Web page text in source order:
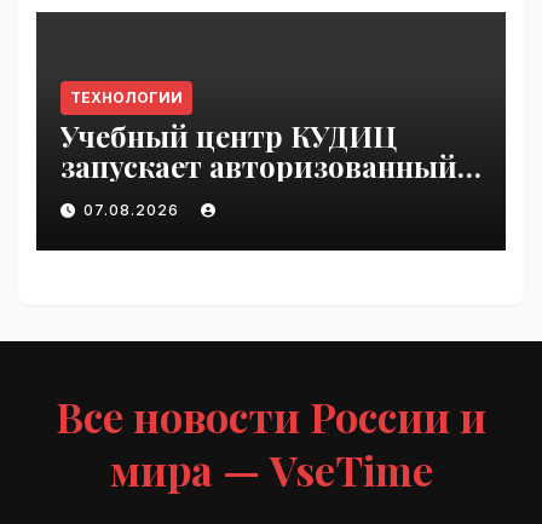
ТЕХНОЛОГИИ
Учебный центр КУДИЦ
запускает авторизованный
курс по
администрированию Mind
Migrate#guest | VseTime.ru
07.08.2026
Все новости России и
мира — VseTime